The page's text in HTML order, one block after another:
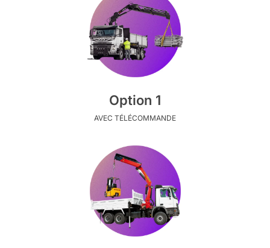
Option 1
AVEC TÉLÉCOMMANDE